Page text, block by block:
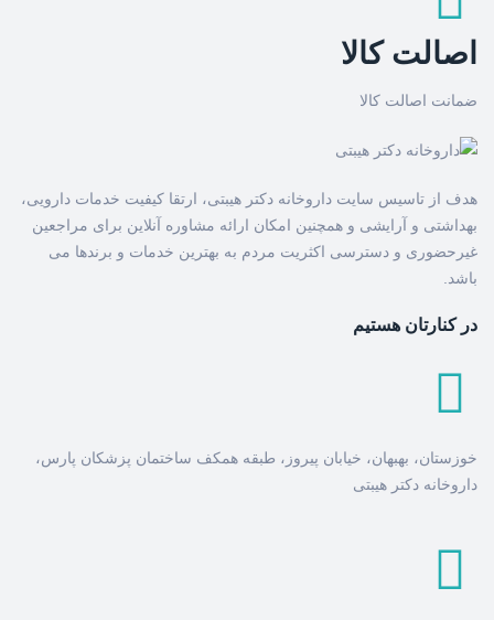
اصالت کالا
ضمانت اصالت کالا
هدف از تاسیس سایت داروخانه دکتر هیبتی، ارتقا کیفیت خدمات دارویی،
بهداشتی و آرایشی و همچنین امکان ارائه مشاوره آنلاین برای مراجعین
غیرحضوری و دسترسی اکثریت مردم به بهترین خدمات و برندها می
باشد.
در کنارتان هستیم
خوزستان، بهبهان، خیابان پیروز، طبقه همکف ساختمان پزشکان پارس،
داروخانه دکتر هیبتی